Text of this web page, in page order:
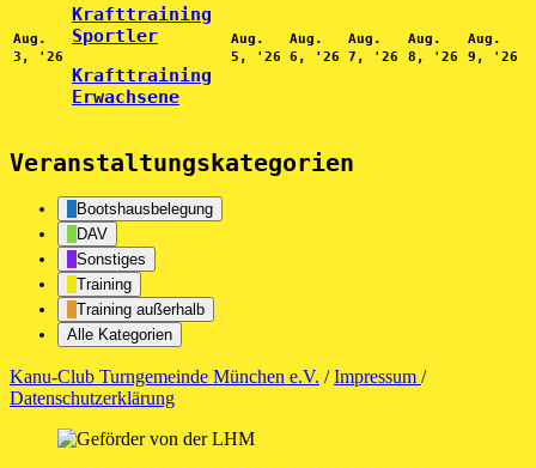
Aug.
3, '26
August
2026
2026
Krafttraining
Sportler
Krafttraining
Erwachsene
Aug.
5, '26 5.
Aug.
6, '26 6.
Aug.
7, '26 7.
Aug.
8, '26 8.
Aug.
9, '26
Veranstaltungskategorien
Bootshausbelegung
DAV
Sonstiges
Training
Training außerhalb
Alle Kategorien
Kanu-Club Turngemeinde München e.V. /Impressum /
Datenschutzerklärung